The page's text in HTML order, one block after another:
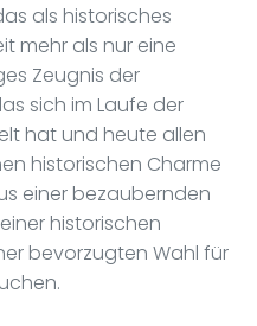
als historisches
mehr als nur eine
Zeugnis der
sich im Laufe der
hat und heute allen
historischen Charme
einer bezaubernden
historischen
bevorzugten Wahl für